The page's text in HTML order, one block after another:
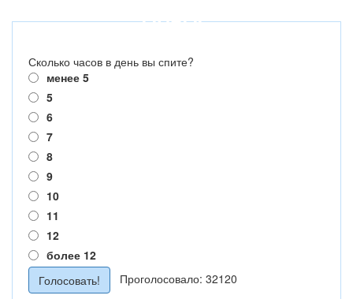
ОПРОС
Сколько часов в день вы спите?
менее 5
5
6
7
8
9
10
11
12
более 12
Проголосовало: 32120